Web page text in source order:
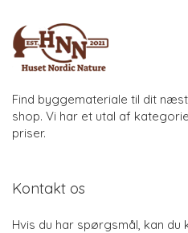
Find byggemateriale til dit
shop. Vi har et utal af
priser.
Kontakt os
Hvis du har spørgsmål, kan du